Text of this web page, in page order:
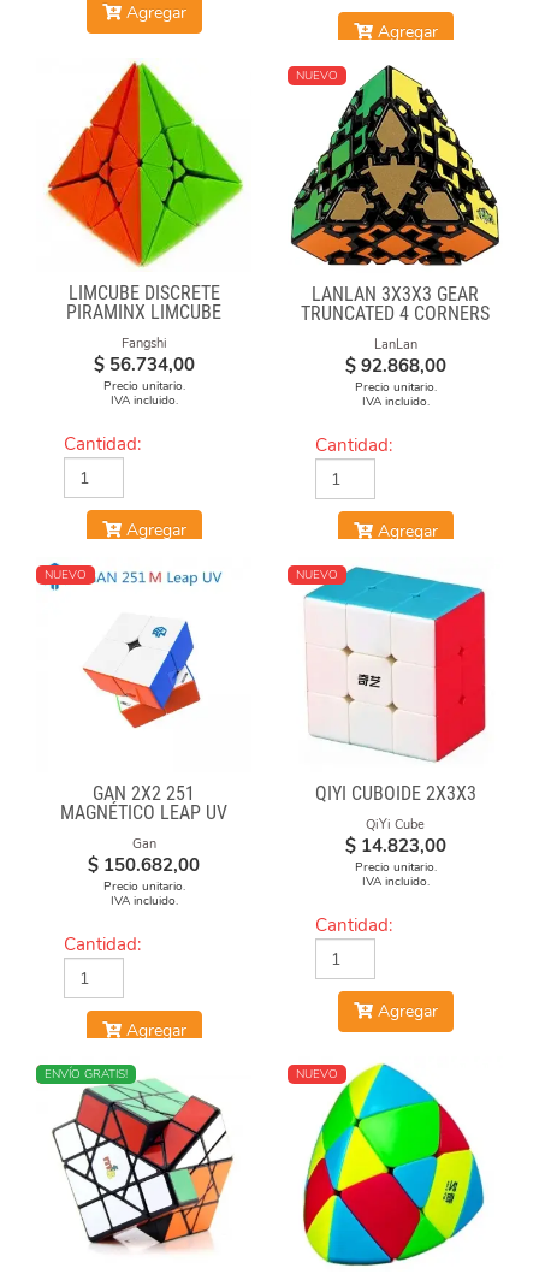
Agregar
Agregar
LIMCUBE DISCRETE
PIRAMINX LIMCUBE
Fangshi
$ 56.734,00
Precio unitario.
IVA incluido.
Cantidad:
Agregar
NUEVO
LANLAN 3X3X3 GEAR
TRUNCATED 4 CORNERS
LanLan
$ 92.868,00
Precio unitario.
IVA incluido.
Cantidad:
Agregar
NUEVO
GAN 2X2 251
MAGNÉTICO LEAP UV
Gan
$ 150.682,00
Precio unitario.
IVA incluido.
Cantidad:
Agregar
NUEVO
QIYI CUBOIDE 2X3X3
QiYi Cube
$ 14.823,00
Precio unitario.
IVA incluido.
Cantidad:
Agregar
NUEVO
ENVÍO GRATIS! NUEVO